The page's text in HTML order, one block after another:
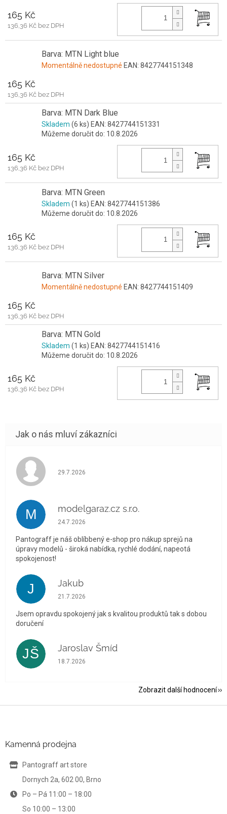
165 Kč
136,36 Kč bez DPH
Barva: MTN Light blue
Momentálně nedostupné EAN: 8427744151348
165 Kč
136,36 Kč bez DPH
Barva: MTN Dark Blue
Skladem (6 ks) EAN: 8427744151331
Můžeme doručit do: 10.8.2026
165 Kč
136,36 Kč bez DPH
Barva: MTN Green
Skladem (1 ks) EAN: 8427744151386
Můžeme doručit do: 10.8.2026
165 Kč
136,36 Kč bez DPH
Barva: MTN Silver
Momentálně nedostupné EAN: 8427744151409
165 Kč
136,36 Kč bez DPH
Barva: MTN Gold
Skladem (1 ks) EAN: 8427744151416
Můžeme doručit do: 10.8.2026
165 Kč
136,36 Kč bez DPH
Hodnocení obchodu je 5 z 5 hvězdiček.
29.7.2026
M modelgaraz.cz s.r.o.
Hodnocení obchodu je 5 z 5 hvězdiček.
24.7.2026
Pantograff je náš oblíbbený e-shop pro nákup sprejů na
úpravy modelů - široká nabídka, rychlé dodání, napeotá
spokojenost!
J Jakub
Hodnocení obchodu je 5 z 5 hvězdiček.
21.7.2026
Jsem opravdu spokojený jak s kvalitou produktů tak s dobou
doručení
JŠ Jaroslav Šmíd
Hodnocení obchodu je 5 z 5 hvězdiček.
18.7.2026
Zobrazit další hodnocení
Kamenná prodejna
Pantograff art store
Dornych 2a, 602 00, Brno
Po – Pá 11:00 – 18:00
So 10:00 – 13:00